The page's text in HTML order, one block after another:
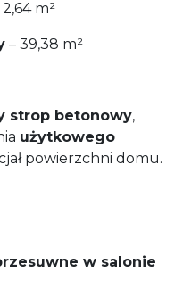
2,64 m²
– 39,38 m²
strop betonowy,
użytkowego
powierzchni domu.
w salonie